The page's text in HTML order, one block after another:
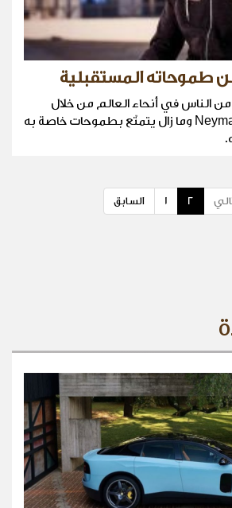
طموحاته المستقبلية
من الناس في أنحاء العالم من خلال
مشروعهNeymar Jr’s Five وما زال يتمتّع بطموحات خاصة به
السابق 1 2